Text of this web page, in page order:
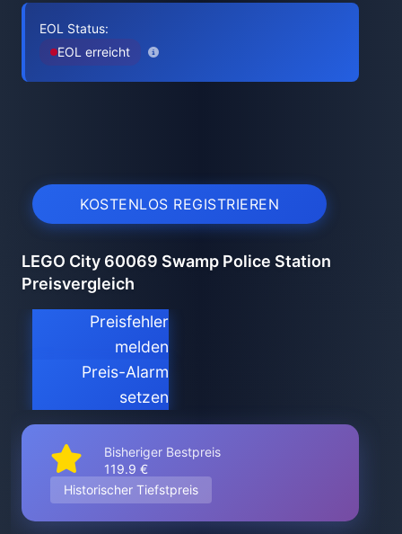
EOL Status:
EOL erreicht
KOSTENLOS REGISTRIEREN
LEGO City 60069 Swamp Police Station
Preisvergleich
Preisfehler
melden
Preis-Alarm
setzen
Bisheriger Bestpreis
119.9 €
Historischer Tiefstpreis